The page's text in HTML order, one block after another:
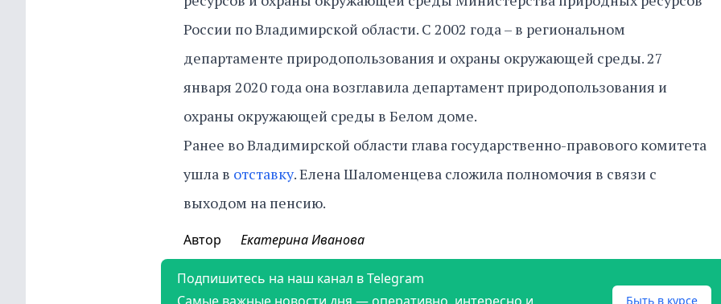
России по Владимирской области. С 2002 года – в региональном
департаменте природопользования и охраны окружающей среды. 27
января 2020 года она возглавила департамент природопользования и
охраны окружающей среды в Белом доме.
Ранее во Владимирской области глава государственно-правового комитета
ушла в отставку. Елена Шаломенцева сложила полномочия в связи с
выходом на пенсию.
Автор Екатерина Иванова
Подпишитесь на наш канал в Telegram
Быть в курсе